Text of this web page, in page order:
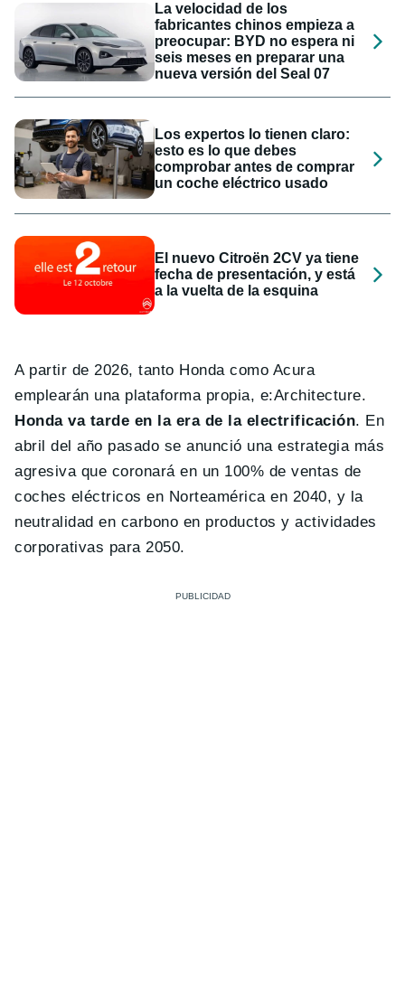
La velocidad de los
fabricantes chinos empieza a
preocupar: BYD no espera ni
seis meses en preparar una
nueva versión del Seal 07
Los expertos lo tienen claro:
esto es lo que debes
comprobar antes de comprar
un coche eléctrico usado
El nuevo Citroën 2CV ya tiene
fecha de presentación, y está
a la vuelta de la esquina
A partir de 2026, tanto Honda como Acura
emplearán una plataforma propia, e:Architecture.
Honda va tarde en la era de la electrificación. En
abril del año pasado se anunció una estrategia más
agresiva que coronará en un 100% de ventas de
coches eléctricos en Norteamérica en 2040, y la
neutralidad en carbono en productos y actividades
corporativas para 2050.